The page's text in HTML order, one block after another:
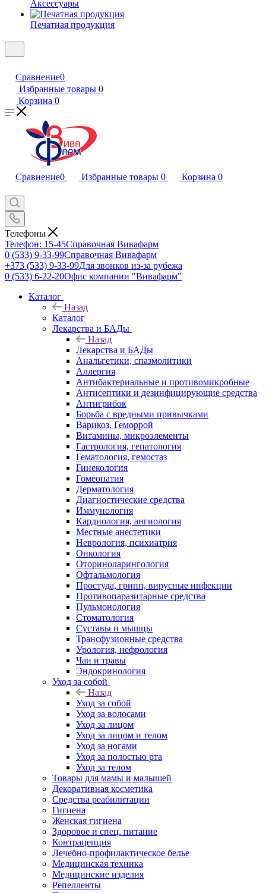
Аксессуары
Печатная продукция
Сравнение0
Избранные товары 0
Корзина 0
Сравнение0 Избранные товары 0 Корзина 0
Телефоны
Телефон: 15-45Справочная Вивафарм
0 (533) 9-33-99Справочная Вивафарм
+373 (533) 9-33-99Для звонков из-за рубежа
0 (533) 6-22-20Офис компании "Вивафарм"
Каталог
Назад
Каталог
Лекарства и БАДы
Назад
Лекарства и БАДы
Анальгетики, спазмолитики
Аллергия
Антибактериальные и противомикробные
Антисептики и дезинфицирующие средства
Антигрибок
Борьба с вредными привычками
Варикоз. Геморрой
Витамины, микроэлементы
Гастрология, гепатология
Гематология, гемостаз
Гинекология
Гомеопатия
Дерматология
Диагностические средства
Иммунология
Кардиология, ангиология
Местные анестетики
Неврология, психиатрия
Онкология
Оториноларингология
Офтальмология
Простуда, грипп, вирусные инфекции
Противопаразитарные средства
Пульмонология
Стоматология
Суставы и мышцы
Трансфузионные средства
Урология, нефрология
Чаи и травы
Эндокринология
Уход за собой
Назад
Уход за собой
Уход за волосами
Уход за лицом
Уход за лицом и телом
Уход за ногами
Уход за полостью рта
Уход за телом
Товары для мамы и малышей
Декоративная косметика
Средства реабилитации
Гигиена
Женская гигиена
Здоровое и спец. питание
Контрацепция
Лечебно-профилактическое белье
Медицинская техника
Медицинские изделия
Репелленты